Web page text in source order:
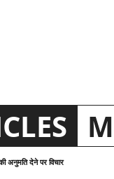
अनुमति देने पर विचार